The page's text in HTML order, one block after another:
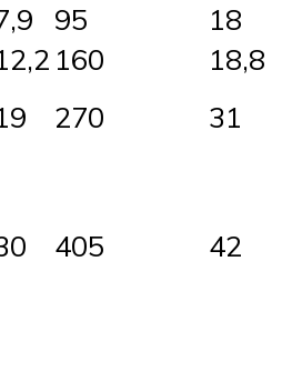
95
18
160
18,8
270
31
405 42